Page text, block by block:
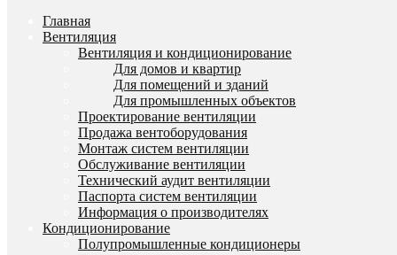
Главная
Вентиляция
Вентиляция и кондиционирование
Для домов и квартир
Для помещений и зданий
Для промышленных объектов
Проектирование вентиляции
Продажа вентоборудования
Монтаж систем вентиляции
Обслуживание вентиляции
Технический аудит вентиляции
Паспорта систем вентиляции
Информация о производителях
Кондиционирование
Полупромышленные кондиционеры